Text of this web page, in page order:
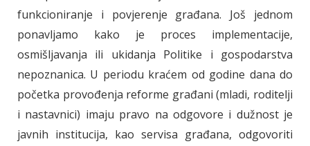
funkcioniranje i povjerenje građana. Još jednom
ponavljamo kako je proces implementacije,
osmišljavanja ili ukidanja Politike i gospodarstva
nepoznanica. U periodu kraćem od godine dana do
početka provođenja reforme građani (mladi, roditelji
i nastavnici) imaju pravo na odgovore i dužnost je
javnih institucija, kao servisa građana, odgovoriti